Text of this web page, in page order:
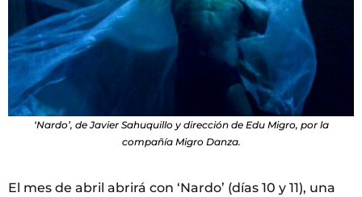
‘Nardo’, de Javier Sahuquillo y dirección de Edu Migro, por la
compañía Migro Danza.
El mes de abril abrirá con ‘Nardo’ (días 10 y 11), una